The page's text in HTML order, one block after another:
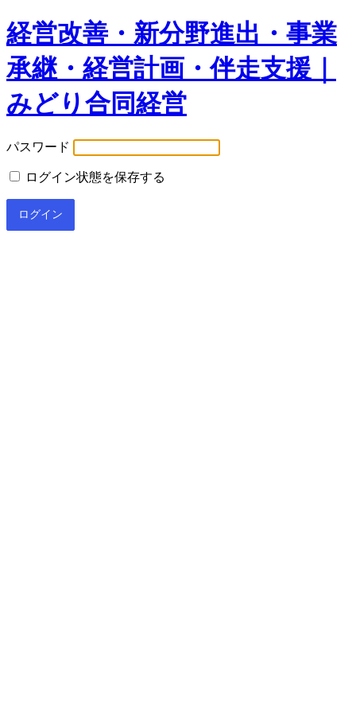
経営改善・新分野進出・事業
承継・経営計画・伴走支援｜
みどり合同経営
パスワード
ログイン状態を保存する